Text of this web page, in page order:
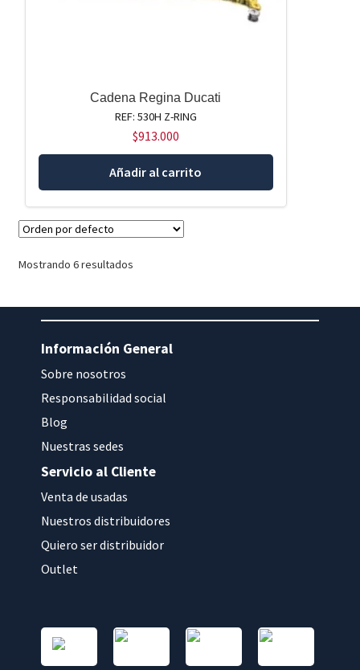
Cadena Regina Ducati
REF: 530H Z-RING
$913.000
Añadir al carrito
Mostrando 6 resultados
Información General
Sobre nosotros
Responsabilidad social
Blog
Nuestras sedes
Servicio al Cliente
Venta de usadas
Nuestros distribuidores
Quiero ser distribuidor
Outlet